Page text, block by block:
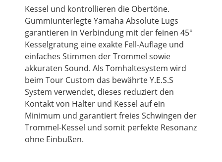
Kessel und kontrollieren die Obertöne.
Gummiunterlegte Yamaha Absolute Lugs
garantieren in Verbindung mit der feinen 45°
Kesselgratung eine exakte Fell-Auflage und
einfaches Stimmen der Trommel sowie
akkuraten Sound. Als Tomhaltesystem wird
beim Tour Custom das bewährte Y.E.S.S
System verwendet, dieses reduziert den
Kontakt von Halter und Kessel auf ein
Minimum und garantiert freies Schwingen der
Trommel-Kessel und somit perfekte Resonanz
ohne Einbußen.